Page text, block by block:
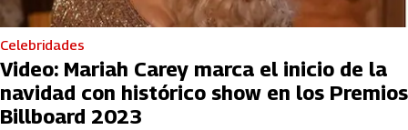
Celebridades
Video: Mariah Carey marca el inicio de la
navidad con histórico show en los Premios
Billboard 2023